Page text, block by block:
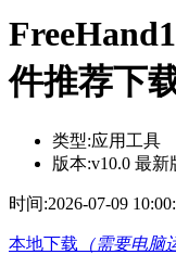
件推荐下
类型:应用工具
版本:v10.0 最新
时间:2026-07-09
本地下载 （需要电脑